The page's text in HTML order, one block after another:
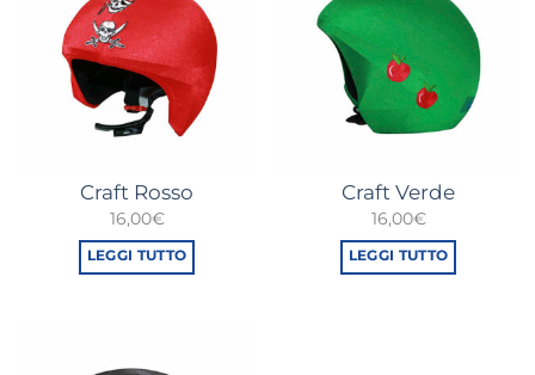
Craft Rosso
16,00€
LEGGI TUTTO
Craft Verde
16,00€
LEGGI TUTTO